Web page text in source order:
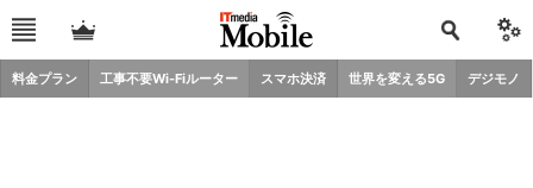
料金プラン 工事不要Wi-Fiルーター スマホ決済 世界を変える5G デジモノ